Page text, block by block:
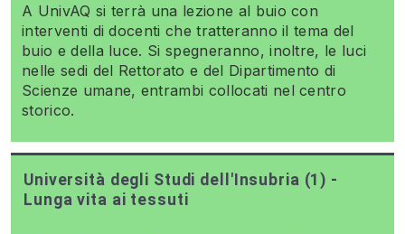
A UnivAQ si terrà una lezione al buio con
interventi di docenti che tratteranno il tema del
buio e della luce. Si spegneranno, inoltre, le luci
nelle sedi del Rettorato e del Dipartimento di
Scienze umane, entrambi collocati nel centro
storico.
Università degli Studi dell'Insubria (1) -
Lunga vita ai tessuti